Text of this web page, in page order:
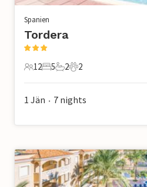
Spanien
Tordera
12 Gäste
12
5 Schlafzimmer
5
2 Badezimmer
2
2 Haustiere
2
1 Jän • 7 nights